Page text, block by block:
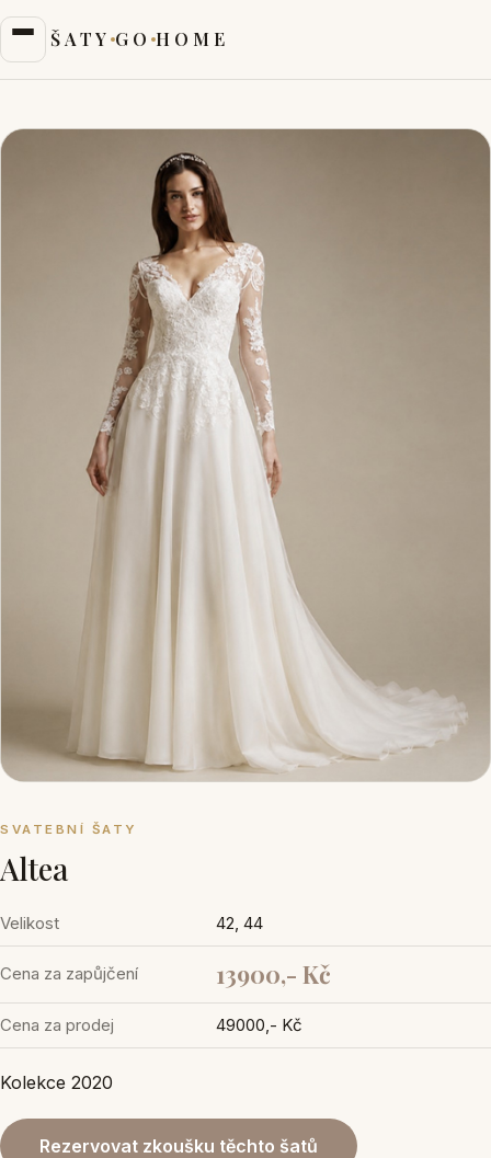
ŠATY GO HOME
SVATEBNÍ ŠATY
Altea
Velikost 42, 44
Cena za zapůjčení 13900,- Kč
Cena za prodej 49000,- Kč
Kolekce 2020
Rezervovat zkoušku těchto šatů